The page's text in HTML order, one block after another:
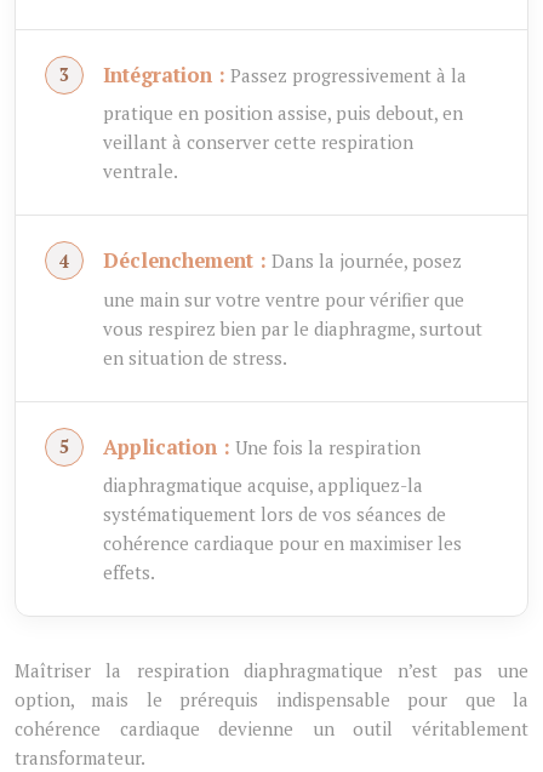
Intégration : Passez progressivement à la
pratique en position assise, puis debout, en
veillant à conserver cette respiration
ventrale.
Déclenchement : Dans la journée, posez
une main sur votre ventre pour vérifier que
vous respirez bien par le diaphragme, surtout
en situation de stress.
Application : Une fois la respiration
diaphragmatique acquise, appliquez-la
systématiquement lors de vos séances de
cohérence cardiaque pour en maximiser les
effets.
Maîtriser la respiration diaphragmatique n’est pas une
option, mais le prérequis indispensable pour que la
cohérence cardiaque devienne un outil véritablement
transformateur.